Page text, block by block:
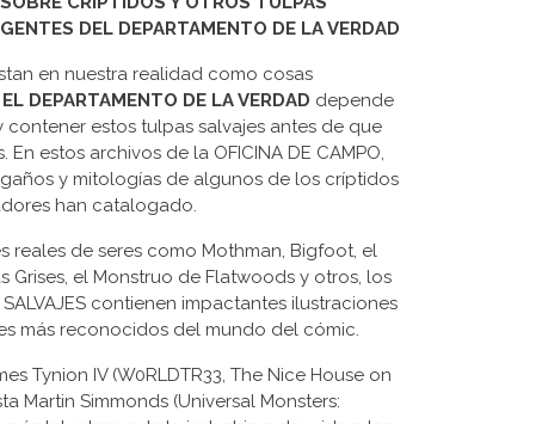
DEL DEPARTAMENTO DE LA VERDAD
en nuestra realidad como cosas
EL DEPARTAMENTO DE LA VERDAD depende
estos tulpas salvajes antes de que
estos archivos de la OFICINA DE CAMPO,
y mitologías de algunos de los críptidos
han catalogado.
reales de seres como Mothman, Bigfoot, el
Grises, el Monstruo de Flatwoods y otros, los
SALVAJES contienen impactantes ilustraciones
más reconocidos del mundo del cómic.
Tynion IV (W0RLDTR33, The Nice House on
Martin Simmonds (Universal Monsters: